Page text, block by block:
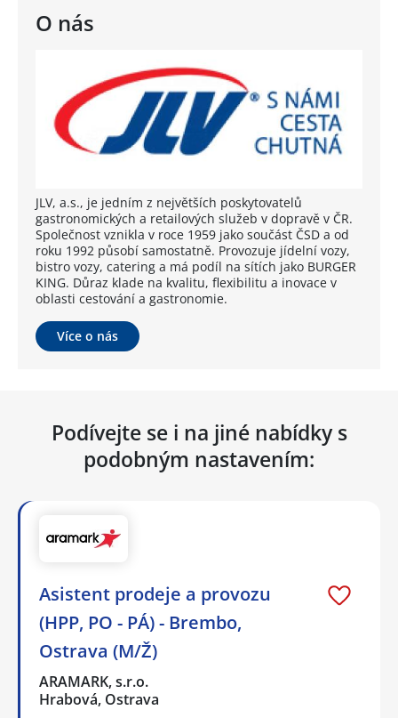
O nás
JLV, a.s., je jedním z největších poskytovatelů
gastronomických a retailových služeb v dopravě v ČR.
Společnost vznikla v roce 1959 jako součást ČSD a od
roku 1992 působí samostatně. Provozuje jídelní vozy,
bistro vozy, catering a má podíl na sítích jako BURGER
KING. Důraz klade na kvalitu, flexibilitu a inovace v
oblasti cestování a gastronomie.
Více o nás
Podívejte se i na jiné nabídky s
podobným nastavením:
Asistent prodeje a provozu
(HPP, PO - PÁ) - Brembo,
Ostrava (M/Ž)
ARAMARK, s.r.o.
Hrabová, Ostrava